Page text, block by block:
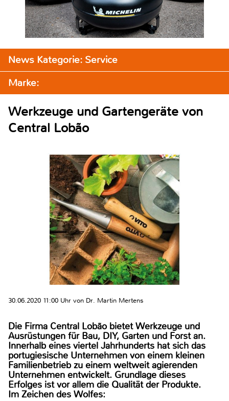
News Kategorie: Service
Marke:
Werkzeuge und Gartengeräte von
Central Lobão
30.06.2020 11:00 Uhr von Dr. Martin Mertens
Im Zeichen des Wolfes:
Die Firma Central Lobão bietet Werkzeuge und
Ausrüstungen für Bau, DIY, Garten und Forst an.
Innerhalb eines viertel Jahrhunderts hat sich das
portugiesische Unternehmen von einem kleinen
Familienbetrieb zu einem weltweit agierenden
Unternehmen entwickelt. Grundlage dieses
Erfolges ist vor allem die Qualität der Produkte.